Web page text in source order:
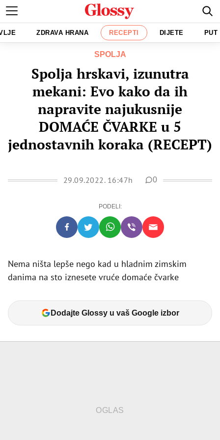
ZDRAVA HRANA RECEPTI DIJETE PUT
SPOLJA
Spolja hrskavi, izunutra
mekani: Evo kako da ih
napravite najukusnije
DOMAĆE ČVARKE u 5
jednostavnih koraka (RECEPT)
29.09.2022. 16:47h 0
PODELI:
Nema ništa lepše nego kad u hladnim zimskim
danima na sto iznesete vruće domaće čvarke
Dodajte Glossy u vaš Google izbor